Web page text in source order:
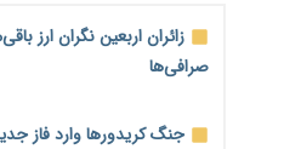
زائران اربعین نگران ارز
صرافی‌ها